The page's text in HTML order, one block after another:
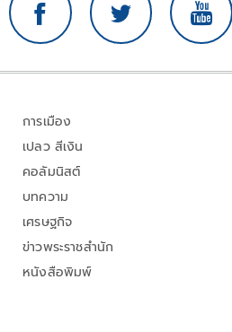
การเมือง
เปลว สีเงิน
คอลัมนิสต์
บทความ
เศรษฐกิจ
ข่าวพระราชสำนัก
หนังสือพิมพ์